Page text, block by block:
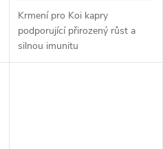
Krmení pro Koi kapry
podporující přirozený růst a
silnou imunitu